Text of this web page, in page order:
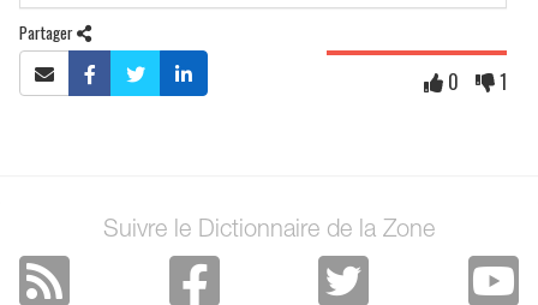
Partager
0 1
Suivre le Dictionnaire de la Zone